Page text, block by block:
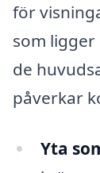
för
som
de
påverkar
Yta